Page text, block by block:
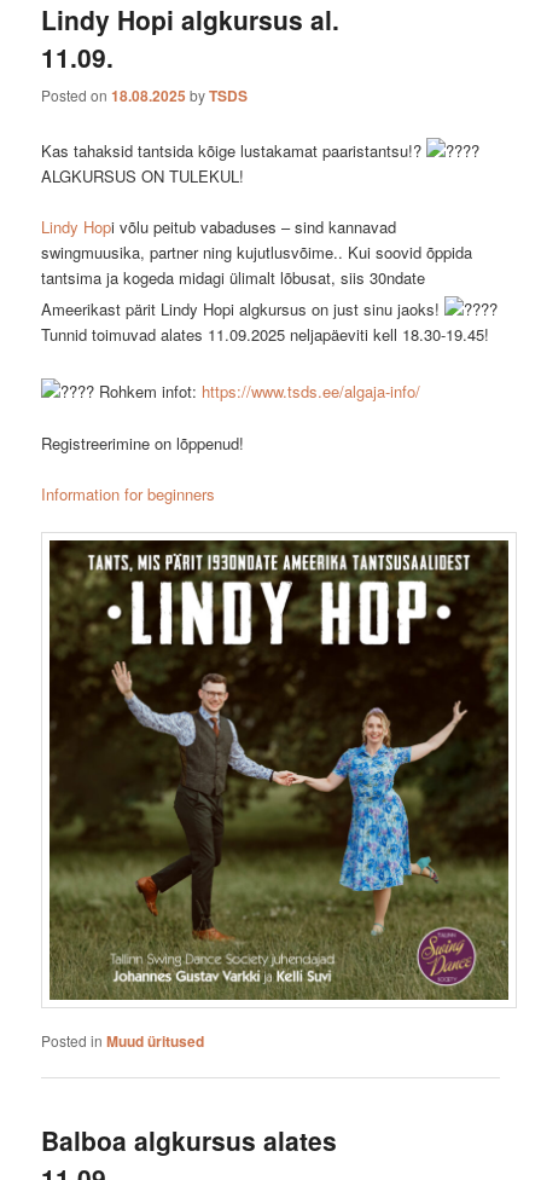
Lindy Hopi algkursus al.
11.09.
Posted on18.08.2025 byTSDS
Kas tahaksid tantsida kõige lustakamat paaristantsu!?
ALGKURSUS ON TULEKUL!
Lindy Hopi võlu peitub vabaduses – sind kannavad
swingmuusika, partner ning kujutlusvõime.. Kui soovid õppida
tantsima ja kogeda midagi ülimalt lõbusat, siis 30ndate
Ameerikast pärit Lindy Hopi algkursus on just sinu jaoks!
Tunnid toimuvad alates 11.09.2025 neljapäeviti kell 18.30-19.45!
Rohkem infot: https://www.tsds.ee/algaja-info/
Registreerimine on lõppenud!
Information for beginners
Posted in Muud üritused
Balboa algkursus alates